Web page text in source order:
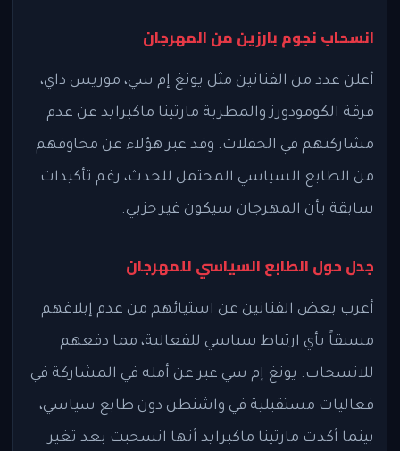
انسحاب نجوم بارزين من المهرجان
أعلن عدد من الفنانين مثل يونغ إم سي، موريس داي،
فرقة الكومودورز والمطربة مارتينا ماكبرايد عن عدم
مشاركتهم في الحفلات. وقد عبر هؤلاء عن مخاوفهم
من الطابع السياسي المحتمل للحدث، رغم تأكيدات
سابقة بأن المهرجان سيكون غير حزبي.
جدل حول الطابع السياسي للمهرجان
أعرب بعض الفنانين عن استيائهم من عدم إبلاغهم
مسبقاً بأي ارتباط سياسي للفعالية، مما دفعهم
للانسحاب. يونغ إم سي عبر عن أمله في المشاركة في
فعاليات مستقبلية في واشنطن دون طابع سياسي،
بينما أكدت مارتينا ماكبرايد أنها انسحبت بعد تغير